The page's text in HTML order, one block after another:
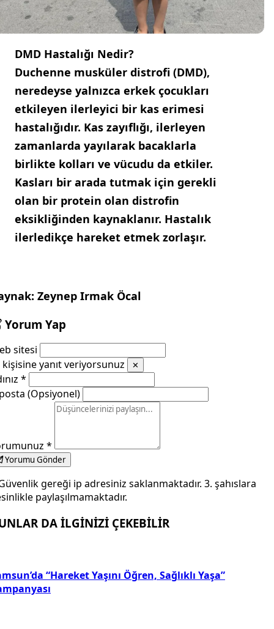
DMD Hastalığı Nedir?
Duchenne musküler distrofi (DMD),
neredeyse yalnızca erkek çocukları
etkileyen ilerleyici bir kas erimesi
hastalığıdır. Kas zayıflığı, ilerleyen
zamanlarda yayılarak bacaklarla
birlikte kolları ve vücudu da etkiler.
Kasları bir arada tutmak için gerekli
olan bir protein olan distrofin
eksikliğinden kaynaklanır. Hastalık
ilerledikçe hareket etmek zorlaşır.
Zeynep Irmak Öcal
Yorum Yap
sitesi
kişisine yanıt veriyorsunuz
✕
*
(Opsiyonel)
*
Yorumu Gönder
gereği ip adresiniz saklanmaktadır. 3. şahıslara
paylaşılmamaktadır.
DA İLGİNİZİ ÇEKEBİLİR
“Hareket Yaşını Öğren, Sağlıklı Yaşa”